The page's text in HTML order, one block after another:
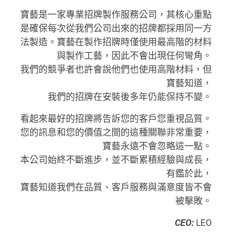
寶藝是一家專業招牌製作服務公司，其核心重點
是確保每次從我們公司出來的招牌都採用同一方
法製造。寶藝在製作招牌時僅使用最高階的材料
與製作工藝 ，因此不會出現任何彎角。
我們的競爭者也許會說他們也使用高階材料，但
寶藝知道，
我們的招牌在安裝後多年仍能保持不變。
看起來最好的招牌將告訴您的客戶您重視品質。
您的訊息和您的價值之間的這種關聯非常重要，
寶藝永遠不會忽略這一點。
本公司始終不斷進步，並不斷累積經驗與成長，
有鑑於此，
寶藝知道我們在品質、客戶服務與滿意度皆不會
被擊敗。
CEO: LEO